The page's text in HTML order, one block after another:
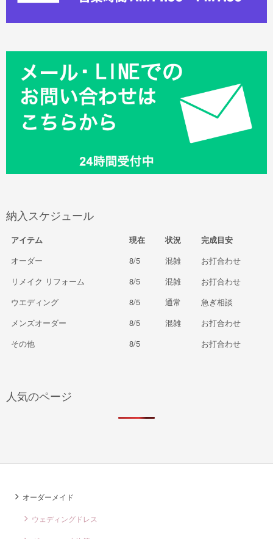
納入スケジュール
アイテム 現在 状況
完成目安
オーダー
8/5 混雑
お打合わせ
リメイク リフォーム
8/5 混雑
お打合わせ
ウエディング
8/5 通常
急ぎ相談
メンズオーダー
8/5 混雑
お打合わせ
その他
8/5 お打合わせ
人気のページ
オーダーメイド
ウェディングドレス